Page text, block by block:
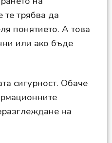
те трябва да
понятието. А това
или ако бъде
сигурност. Обаче
на